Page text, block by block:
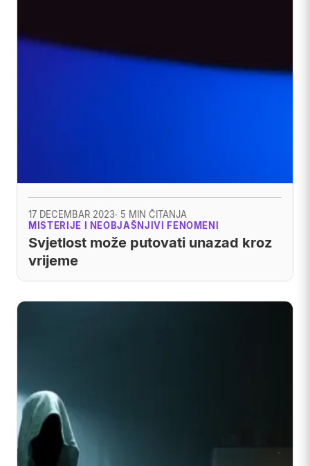
17 DECEMBAR 2023· 5 MIN ČITANJA
MISTERIJE I NEOBJAŠNJIVI FENOMENI
Svjetlost može putovati unazad kroz
vrijeme